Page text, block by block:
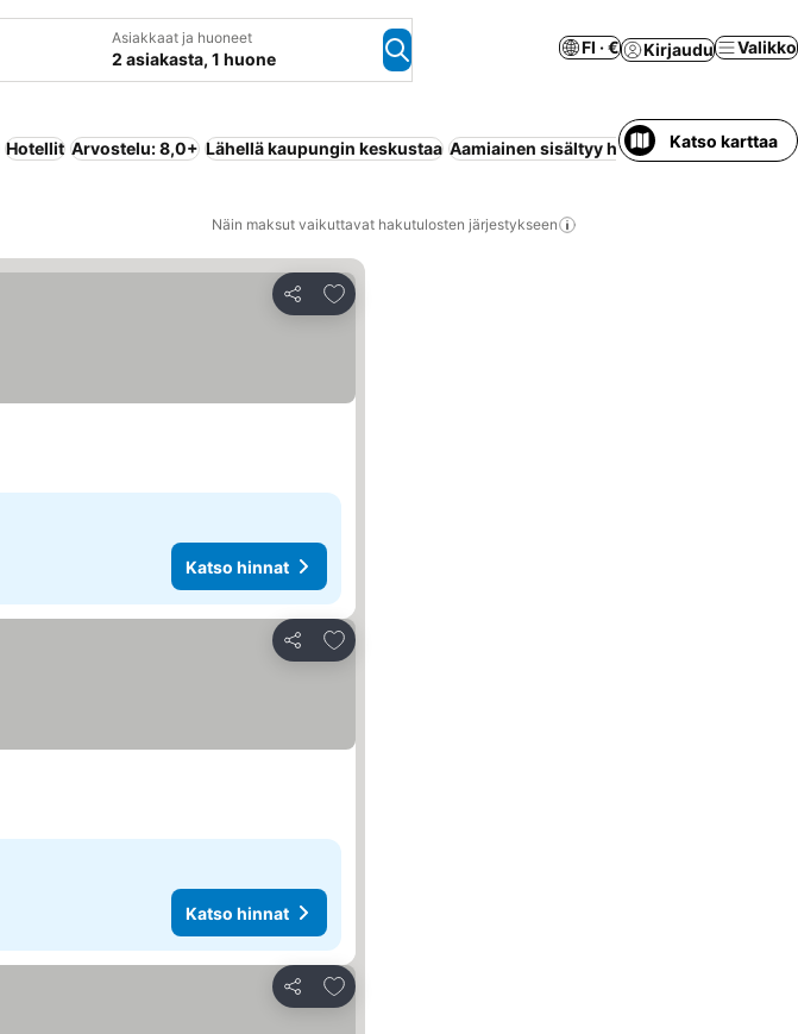
Asiakkaat ja huoneet
2 asiakasta, 1 huone
FI · € Kirjaudu Valikko
Hotellit Arvostelu: 8,0+ Lähellä kaupungin keskustaa Aamiainen sisältyy hintaan Uima-allas All
Katso karttaa
Näin maksut vaikuttavat hakutulosten järjestykseen
Jaa
Lisää suosikkeihin
Katso hinnat
Jaa
Lisää suosikkeihin
Katso hinnat
Jaa
Lisää suosikkeihin